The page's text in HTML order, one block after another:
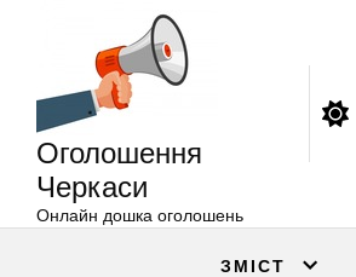
Оголошення
Черкаси
Онлайн дошка оголошень
ЗМІСТ